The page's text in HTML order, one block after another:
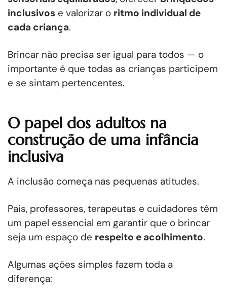
inclusivos e valorizar o ritmo individual de
cada criança.
Brincar não precisa ser igual para todos — o
importante é que todas as crianças participem
e se sintam pertencentes.
O papel dos adultos na
construção de uma infância
inclusiva
A inclusão começa nas pequenas atitudes.
Pais, professores, terapeutas e cuidadores têm
um papel essencial em garantir que o brincar
seja um espaço de respeito e acolhimento.
Algumas ações simples fazem toda a
diferença: